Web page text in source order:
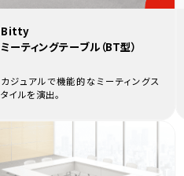
Bitty
ミーティングテーブル（BT型）
カジュアルで機能的なミーティングス
タイルを演出。